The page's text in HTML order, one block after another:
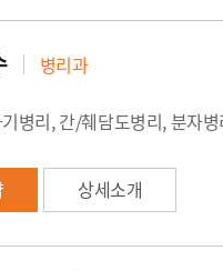
병리과
병리, 간/췌담도병리, 분자병
상세소개